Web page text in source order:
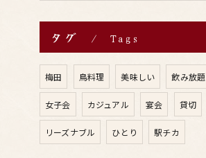
タグ Tags
梅田 鳥料理 美味しい 飲み放題
女子会 カジュアル 宴会 貸切
リーズナブル ひとり 駅チカ